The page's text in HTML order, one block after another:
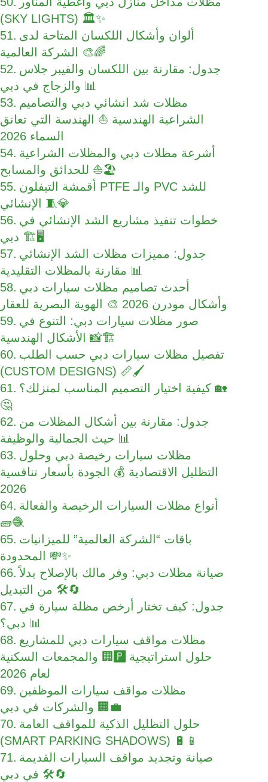
(SKY LIGHTS) 🏛️✨
ألوان وأشكال اللكسان المتاحة لدى
الشركة العالمية 🎨🌈
جدول: مقارنة بين اللكسان والفيبر جلاس
والزجاج في دبي 📊
مظلات شد انشائي دبي والتصاميم
الشراعية الهندسية ⛵ الهندسة التي تعانق
السماء 2026
أشرعة مظلات دبي والمظلات الشراعية
للحدائق والمسابح ⛵🏖️
أقمشة التيفلون PTFE والـ PVC للشد
الإنشائي 🧵💎
خطوات تنفيذ مشاريع الشد الإنشائي في
دبي 🏗️🖥️
جدول: مميزات مظلات الشد الإنشائي
مقارنة بالمظلات التقليدية 📊
أحدث تصاميم مظلات سيارات دبي
وأشكال مودرن 2026 🎨 الهوية البصرية للعقار
صور مظلات سيارات دبي: التنوع في
الأشكال الهندسية 📸🏗️
تفصيل مظلات سيارات دبي حسب الطلب
(CUSTOM DESIGNS) 📏🖌️
كيفية اختيار التصميم المناسب لمنزلك؟ 🏡
🤔
جدول: مقارنة بين أشكال المظلات من
حيث الجمالية والوظيفة 📊
مظلات سيارات رخيصة دبي وحلول
التظليل الاقتصادية 💰 الجودة بأسعار تنافسية
2026
أنواع مظلات السيارات الرخيصة والفعالة
🧱🧶
باقات “الشركة العالمية” للميزانيات
المحدودة 💸✨
صيانة مظلات دبي: وفر مالك بالإصلاح بدلاً
من التبديل 🛠️🔄
جدول: كيف تختار أرخص مظلة سيارة في
دبي؟ 📊
مظلات مواقف سيارات دبي للمشاريع
والمجمعات السكنية 🏢🅿️ حلول استراتيجية
لعام 2026
مظلات مواقف سيارات الموظفين
والشركات في دبي 🏢💼
حلول التظليل الذكية للمواقف العامة
(SMART PARKING SHADOWS) 🔋📱
صيانة وتجديد مواقف السيارات القديمة
في دبي 🛠️🔄